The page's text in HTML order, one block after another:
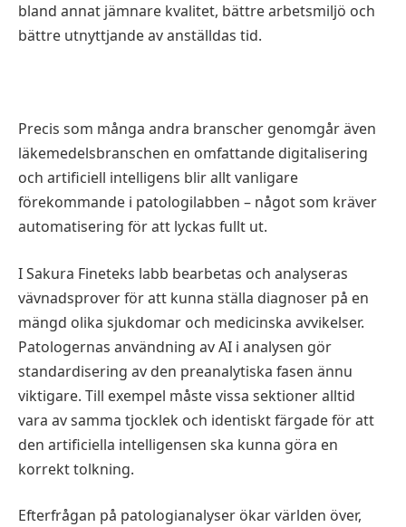
bland annat jämnare kvalitet, bättre arbetsmiljö och
bättre utnyttjande av anställdas tid.
Precis som många andra branscher genomgår även
läkemedelsbranschen en omfattande digitalisering
och artificiell intelligens blir allt vanligare
förekommande i patologilabben – något som kräver
automatisering för att lyckas fullt ut.
I Sakura Fineteks labb bearbetas och analyseras
vävnadsprover för att kunna ställa diagnoser på en
mängd olika sjukdomar och medicinska avvikelser.
Patologernas användning av AI i analysen gör
standardisering av den preanalytiska fasen ännu
viktigare. Till exempel måste vissa sektioner alltid
vara av samma tjocklek och identiskt färgade för att
den artificiella intelligensen ska kunna göra en
korrekt tolkning.
Efterfrågan på patologianalyser ökar världen över,